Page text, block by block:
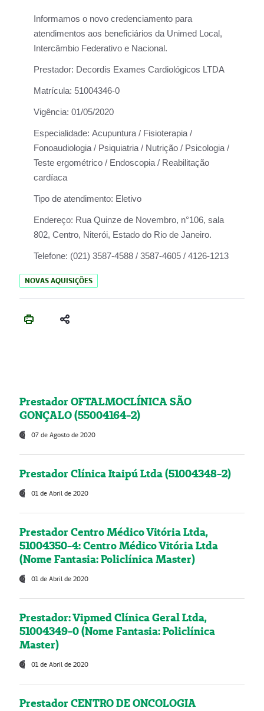
Informamos o novo credenciamento para
atendimentos aos beneficiários da Unimed Local,
Intercâmbio Federativo e Nacional.
Prestador: Decordis Exames Cardiológicos LTDA
Matrícula: 51004346-0
Vigência: 01/05/2020
Especialidade: Acupuntura / Fisioterapia /
Fonoaudiologia / Psiquiatria / Nutrição / Psicologia /
Teste ergométrico / Endoscopia / Reabilitação
cardíaca
Tipo de atendimento: Eletivo
Endereço: Rua Quinze de Novembro, n°106, sala
802, Centro, Niterói, Estado do Rio de Janeiro.
Telefone: (021) 3587-4588 / 3587-4605 / 4126-1213
NOVAS AQUISIÇÕES
Prestador OFTALMOCLÍNICA SÃO
GONÇALO (55004164-2)
07 de Agosto de 2020
Prestador Clínica Itaipú Ltda (51004348-2)
01 de Abril de 2020
Prestador Centro Médico Vitória Ltda,
51004350-4: Centro Médico Vitória Ltda
(Nome Fantasia: Policlínica Master)
01 de Abril de 2020
Prestador: Vipmed Clínica Geral Ltda,
51004349-0 (Nome Fantasia: Policlínica
Master)
01 de Abril de 2020
Prestador CENTRO DE ONCOLOGIA